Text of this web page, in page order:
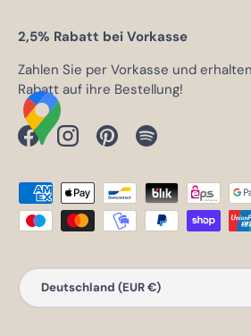
2,5% Rabatt bei Vorkasse
Zahlen Sie per Vorkasse und
Rabatt auf ihre Bestellung!
FacebookInstagramPinterestSpotify
Zahlungsmethoden
Land/Region
Deutschland (EUR €)